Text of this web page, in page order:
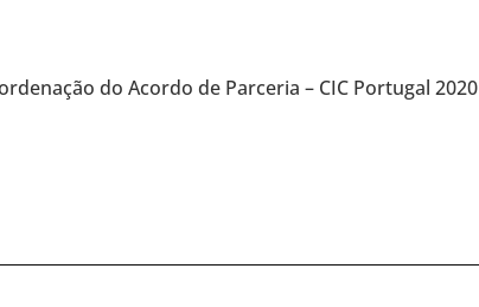
do Acordo de Parceria – CIC Portugal 2020